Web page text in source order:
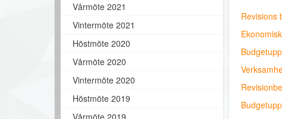
Vårmöte 2021
Vintermöte 2021
Höstmöte 2020
Vårmöte 2020
Vintermöte 2020
Höstmöte 2019
Vårmöte 2019
Revisions